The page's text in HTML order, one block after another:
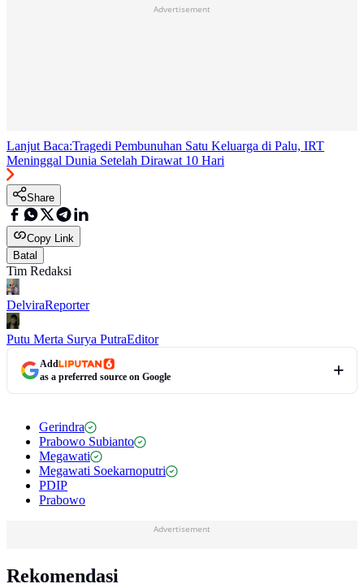
Advertisement
Lanjut Baca:Tragedi Pembunuhan Satu Keluarga di Palu, IRT
Meninggal Dunia Setelah Dirawat 10 Hari
Share
Copy Link
Batal
Tim Redaksi
DelviraReporter
Putu Merta Surya PutraEditor
Add
as a preferred source on Google
Gerindra
Prabowo Subianto
Megawati
Megawati Soekarnoputri
PDIP
Prabowo
Advertisement
Rekomendasi